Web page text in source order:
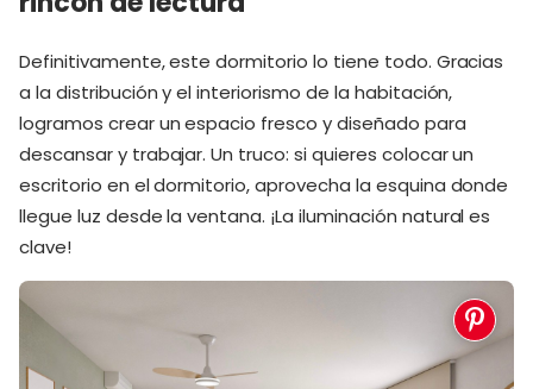
Definitivamente, este dormitorio lo tiene todo. Gracias
a la distribución y el interiorismo de la habitación,
logramos crear un espacio fresco y diseñado para
descansar y trabajar. Un truco: si quieres colocar un
escritorio en el dormitorio, aprovecha la esquina donde
llegue luz desde la ventana. ¡La iluminación natural es
clave!